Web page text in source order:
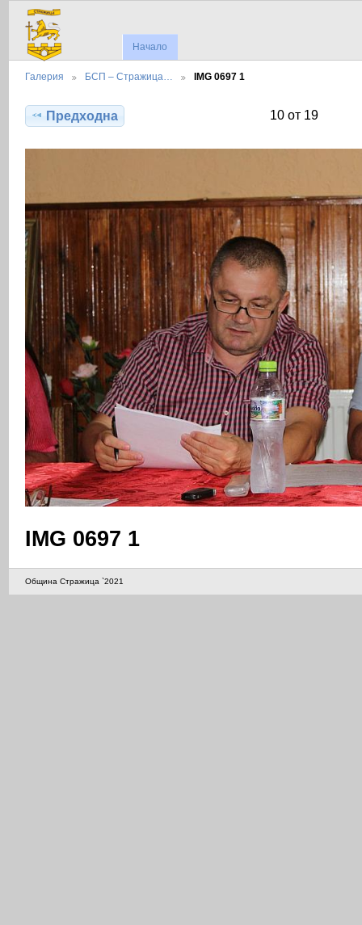
Начало
Галерия БСП – Стражица… IMG 0697 1
Предходна 10 от 19
IMG 0697 1
Община Стражица `2021